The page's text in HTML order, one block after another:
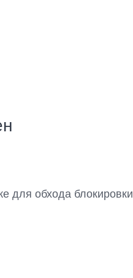
для обхода блокировки